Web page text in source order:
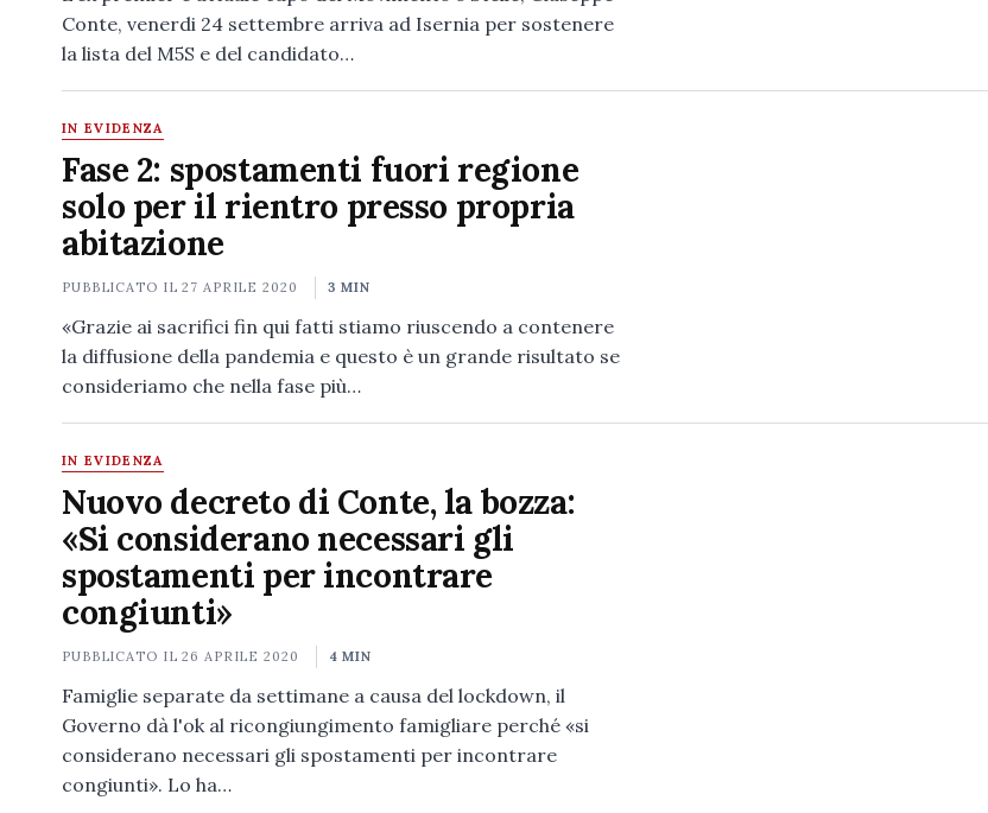
Conte, venerdi 24 settembre arriva ad Isernia per sostenere
la lista del M5S e del candidato…
IN EVIDENZA
Fase 2: spostamenti fuori regione
solo per il rientro presso propria
abitazione
PUBBLICATO IL27 APRILE 2020 3 MIN
«Grazie ai sacrifici fin qui fatti stiamo riuscendo a contenere
la diffusione della pandemia e questo è un grande risultato se
consideriamo che nella fase più…
IN EVIDENZA
Nuovo decreto di Conte, la bozza:
«Si considerano necessari gli
spostamenti per incontrare
congiunti»
PUBBLICATO IL26 APRILE 2020 4 MIN
Famiglie separate da settimane a causa del lockdown, il
Governo dà l'ok al ricongiungimento famigliare perché «si
considerano necessari gli spostamenti per incontrare
congiunti». Lo ha…